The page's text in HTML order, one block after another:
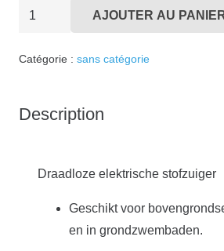
quantité
AJOUTER AU
Catégorie : sans catégorie
Description
Draadloze elektrische stofzuiger
Geschikt voor
en in grondzwembaden.